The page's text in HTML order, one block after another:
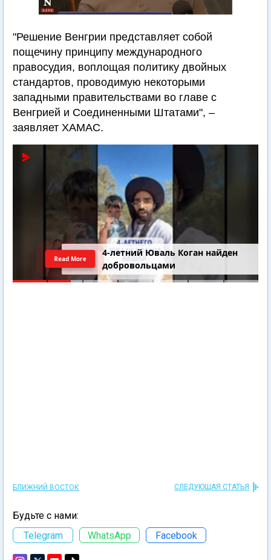
"Решение Венгрии представляет собой
пощечину принципу международного
правосудия, воплощая политику двойных
стандартов, проводимую некоторыми
западными правительствами во главе с
Венгрией и Соединенными Штатами", –
заявляет ХАМАС.
4-летний Юваль Коган найден
добровольцами
Read More
БЛИЖНИЙ ВОСТОК СЛЕДУЮЩАЯ СТАТЬЯ
Будьте с нами:
Telegram
WhatsApp Facebook